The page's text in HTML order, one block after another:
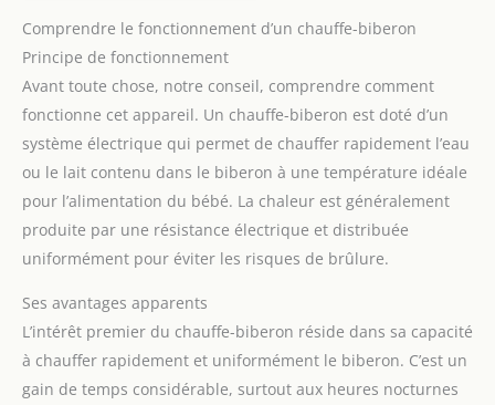
Comprendre le fonctionnement d’un chauffe-biberon
Principe de fonctionnement
Avant toute chose, notre conseil, comprendre comment
fonctionne cet appareil. Un chauffe-biberon est doté d’un
système électrique qui permet de chauffer rapidement l’eau
ou le lait contenu dans le biberon à une température idéale
pour l’alimentation du bébé. La chaleur est généralement
produite par une résistance électrique et distribuée
uniformément pour éviter les risques de brûlure.
Ses avantages apparents
L’intérêt premier du chauffe-biberon réside dans sa capacité
à chauffer rapidement et uniformément le biberon. C’est un
gain de temps considérable, surtout aux heures nocturnes